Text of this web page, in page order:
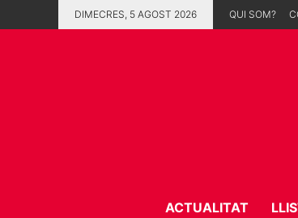
DIMECRES, 5 AGOST 2026 QUI SOM?
ACTUALITAT